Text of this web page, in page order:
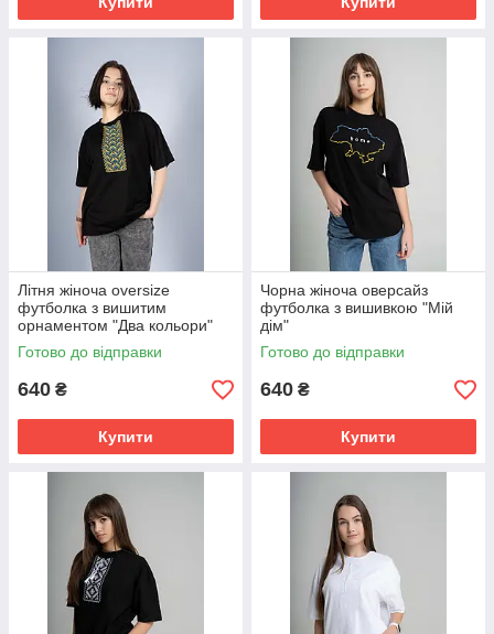
Літня жіноча oversize
футболка з вишитим
орнаментом "Два кольори"
Готово до відправки
640 ₴
Купити
Чорна жіноча оверсайз
футболка з вишивкою "Мій
дім"
Готово до відправки
640 ₴
Купити